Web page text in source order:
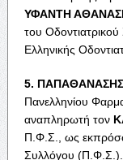
ΥΦΑΝΤΗΑ
του
Ελληνικής
5. ΠΑΠΑΘΑΝΑΣΗΣ
Πανελληνίου
αναπληρωτή τον Κ
Π.Φ.Σ., ως
Συλλόγου (Π.Φ.Σ.).